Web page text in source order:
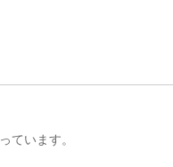
ています。